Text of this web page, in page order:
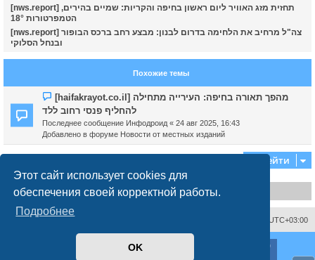
Этот сайт использует cookies для
обеспечения своей корректной работы.
Подробнее
OK
[nws.report] תחזית מזג האוויר ליום ראשון בחיפה והקריות: שמיים בהירים,
הטמפרטורות 18°
[nws.report] צה"ל מרחיב את הלחימה בדרום לבנון: מבצע רחב ברכס הבופור
ובנחל הסלוקי
Похожие темы
Н
о
о
щ
е
[haifakrayot.co.il] מהפך תאורה בחיפה: העירייה מתחילה
להחליף פנסי רחוב ללד
Последнее сообщение Инфодроид « 24 авг 2025, 16:43
Добавлено в форуме Новости от местных изданий
Перейти
Disclaimer
UTC+03:00